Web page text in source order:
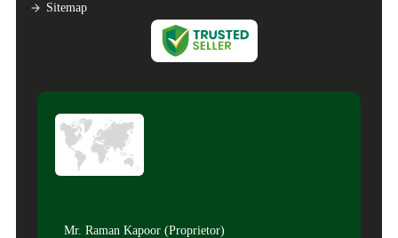
Sitemap
Mr. Raman Kapoor (Proprietor)